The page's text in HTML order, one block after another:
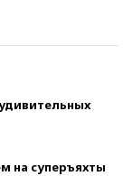
на суперъяхты